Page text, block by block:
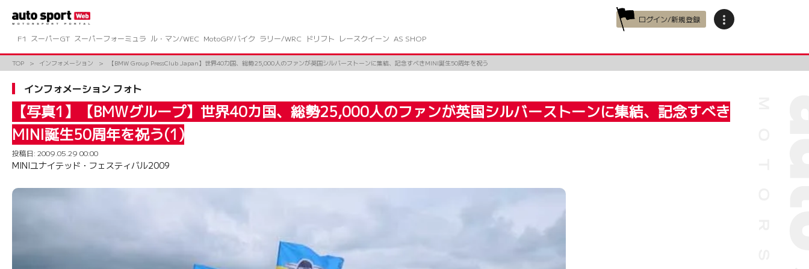
ツ
ス
ログイン/新規登録
F1
スーパーGT スーパーフォーミュラ ル・マン/WEC MotoGP/バイク ラリー/WRC ドリフト レースクイーン AS SHOP
TOP インフォメーション 【BMW Group PressClub Japan】世界40カ国、総勢25,000人のファンが英国シルバーストーンに集結、記念すべきMINI誕生50周年を祝う
インフォメーション フォト
【写真1】【BMWグループ】世界40カ国、総勢25,000人のファンが英国シルバーストーンに集結、記念すべき
MINI誕生50周年を祝う(1)
投稿日: 2009.05.29 00:00
MINIユナイテッド・フェスティバル2009